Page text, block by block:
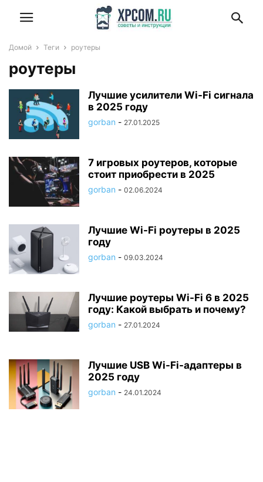
Домой Теги роутеры
роутеры
Лучшие усилители Wi-Fi сигнала
в 2025 году
gorban - 27.01.2025
7 игровых роутеров, которые
стоит приобрести в 2025
gorban - 02.06.2024
Лучшие Wi-Fi роутеры в 2025
году
gorban - 09.03.2024
Лучшие роутеры Wi-Fi 6 в 2025
году: Какой выбрать и почему?
gorban - 27.01.2024
Лучшие USB Wi-Fi-адаптеры в
2025 году
gorban - 24.01.2024